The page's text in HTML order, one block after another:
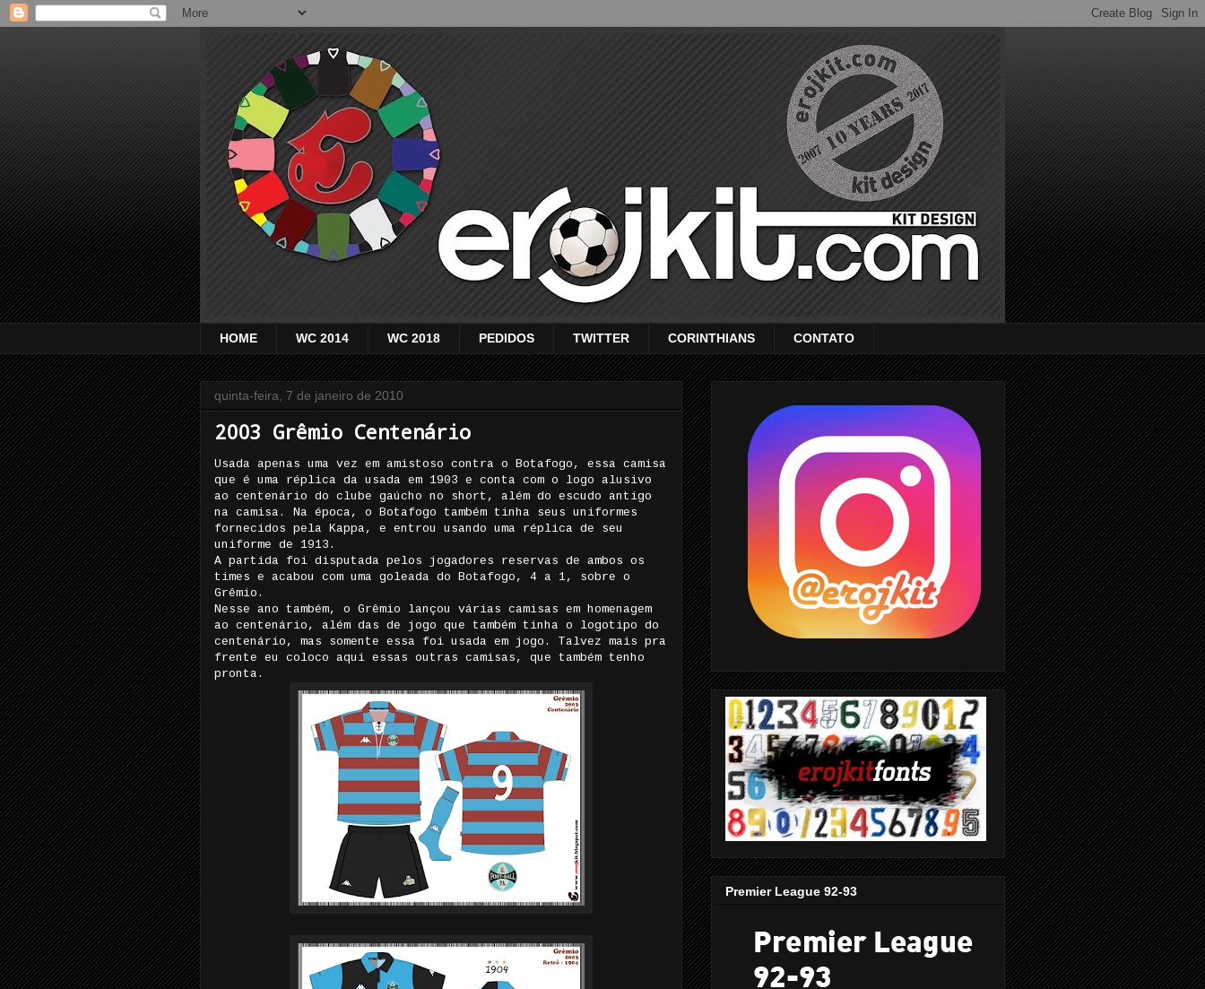
HOME WC 2014 WC 2018 PEDIDOS TWITTER CORINTHIANS CONTATO
quinta-feira, 7 de janeiro de 2010
2003 Grêmio Centenário
Usada apenas uma vez em amistoso contra o Botafogo, essa camisa
que é uma réplica da usada em 1903 e conta com o logo alusivo
ao centenário do clube gaúcho no short, além do escudo antigo
na camisa. Na época, o Botafogo também tinha seus uniformes
fornecidos pela Kappa, e entrou usando uma réplica de seu
uniforme de 1913.
A partida foi disputada pelos jogadores reservas de ambos os
times e acabou com uma goleada do Botafogo, 4 a 1, sobre o
Grêmio.
Nesse ano também, o Grêmio lançou várias camisas em homenagem
ao centenário, além das de jogo que também tinha o logotipo do
centenário, mas somente essa foi usada em jogo. Talvez mais pra
frente eu coloco aqui essas outras camisas, que também tenho
pronta.
Premier League 92-93